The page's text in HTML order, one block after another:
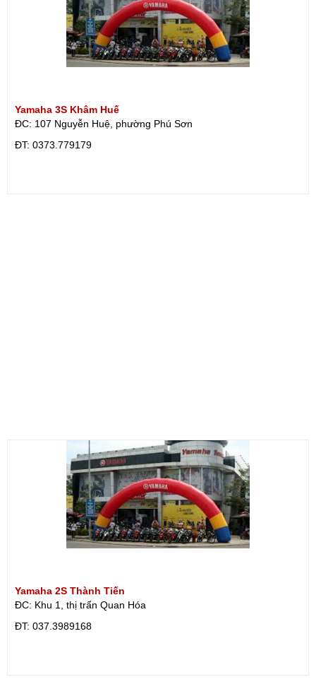
Yamaha 3S Khâm Huế
ĐC: 107 Nguyễn Huệ, phường Phú Sơn
ÐT: 0373.779179
Yamaha 2S Thành Tiến
ĐC: Khu 1, thị trấn Quan Hóa
ÐT: 037.3989168